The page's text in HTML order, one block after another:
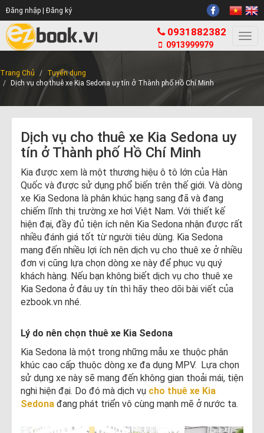
Đăng nhập | Đăng ký
0931882382
0913999979
Trang Chủ
Tuyển dụng
Dịch vụ cho thuê xe Kia Sedona uy tín ở Thành phố Hồ Chí Minh
Dịch vụ cho thuê xe Kia Sedona uy
tín ở Thành phố Hồ Chí Minh
Kia được xem là một thương hiệu ô tô lớn của Hàn
Quốc và được sử dụng phổ biến trên thế giới. Và dòng
xe Kia Sedona là phân khúc hạng sang đã và đang
chiếm lĩnh thị trường xe hơi Việt Nam. Với thiết kế
hiện đại, đầy đủ tiện ích nên Kia Sedona nhận được rất
nhiều đánh giá tốt từ người tiêu dùng. Kia Sedona
mang đến nhiều lợi ích nên dịch vụ cho thuê xe ở nhiều
đơn vị cũng lựa chọn dòng xe này để phục vụ quý
khách hàng. Nếu bạn không biết dịch vụ cho thuê xe
Kia Sedona ở đâu uy tín thì hãy theo dõi bài viết của
ezbook.vn nhé.
Lý do nên chọn thuê xe Kia Sedona
Kia Sedona là một trong những mẫu xe thuộc phân
khúc cao cấp thuộc dòng xe đa dụng MPV. Lựa chọn
sử dụng xe này sẽ mang đến không gian thoải mái, tiện
nghi hiện đại. Do đó mà dịch vụ cho thuê xe Kia
Sedona đang phát triển vô cùng mạnh mẽ ở nước ta.